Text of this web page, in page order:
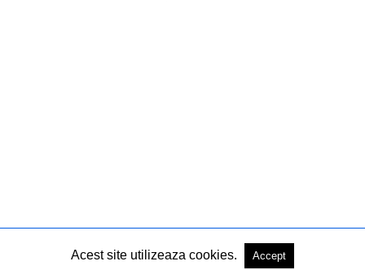
Acest site utilizeaza cookies. Accept